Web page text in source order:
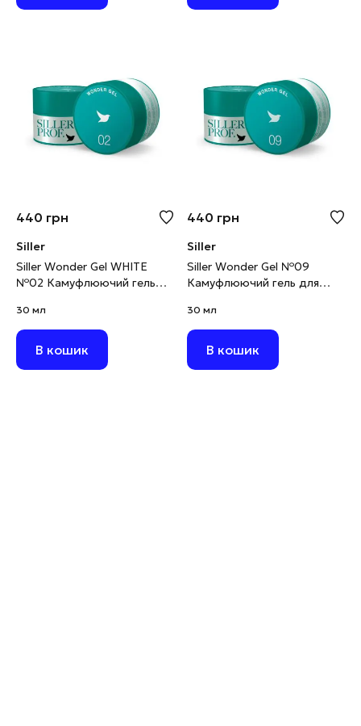
440 грн
Siller
Siller Wonder Gel WHITE
№02 Камуфлюючий гель
мг
30 мл
В кошик
440 грн
Siller
Siller Wonder Gel №09
Камуфлюючий гель для
м’ятний, 30 мл
30 мл
В кошик